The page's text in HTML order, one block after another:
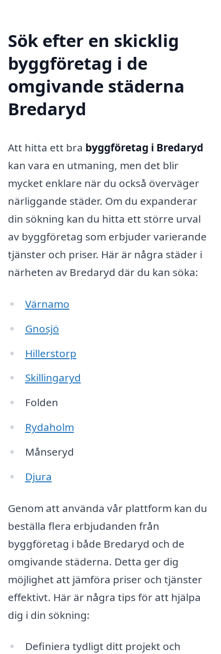
Sök efter en skicklig
byggföretag i de
omgivande städerna
Bredaryd
Att hitta ett bra byggföretag i Bredaryd
kan vara en utmaning, men det blir
mycket enklare när du också överväger
närliggande städer. Om du expanderar
din sökning kan du hitta ett större urval
av byggföretag som erbjuder varierande
tjänster och priser. Här är några städer i
närheten av Bredaryd där du kan söka:
Värnamo
Gnosjö
Hillerstorp
Skillingaryd
Folden
Rydaholm
Månseryd
Djura
Genom att använda vår plattform kan du
beställa flera erbjudanden från
byggföretag i både Bredaryd och de
omgivande städerna. Detta ger dig
möjlighet att jämföra priser och tjänster
effektivt. Här är några tips för att hjälpa
dig i din sökning:
Definiera tydligt ditt projekt och